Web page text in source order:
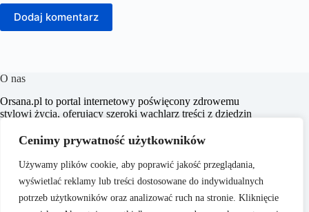
Cenimy prywatność użytkowników
Używamy plików cookie, aby poprawić jakość przeglądania,
wyświetlać reklamy lub treści dostosowane do indywidualnych
potrzeb użytkowników oraz analizować ruch na stronie. Kliknięcie
Dodaj komentarz
O nas
​Orsana.pl to portal internetowy poświęcony zdrowemu
stylowi życia, oferujący szeroki wachlarz treści z dziedzin
fitness i sport, zdrowie, psychologia, seks, styl życia oraz
uroda. Naszym celem jest dostarczanie rzetelnych i
inspirujących artykułów, które wspierają czytelników w
dbaniu o zdrowie i samopoczucie.